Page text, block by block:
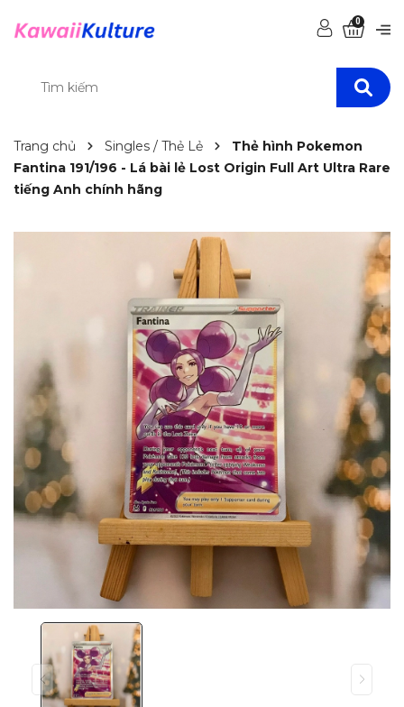
0
Trang chủ Singles / Thẻ Lẻ
Thẻ hình Pokemon
Fantina 191/196 - Lá bài lẻ Lost Origin Full Art Ultra Rare
tiếng Anh chính hãng